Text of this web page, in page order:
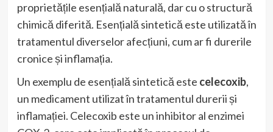
proprietățile esențială naturală, dar cu o structură
chimică diferită. Esențială sintetică este utilizată în
tratamentul diverselor afecțiuni, cum ar fi durerile
cronice și inflamația.
Un exemplu de esențială sintetică este celecoxib,
un medicament utilizat în tratamentul durerii și
inflamației. Celecoxib este un inhibitor al enzimei